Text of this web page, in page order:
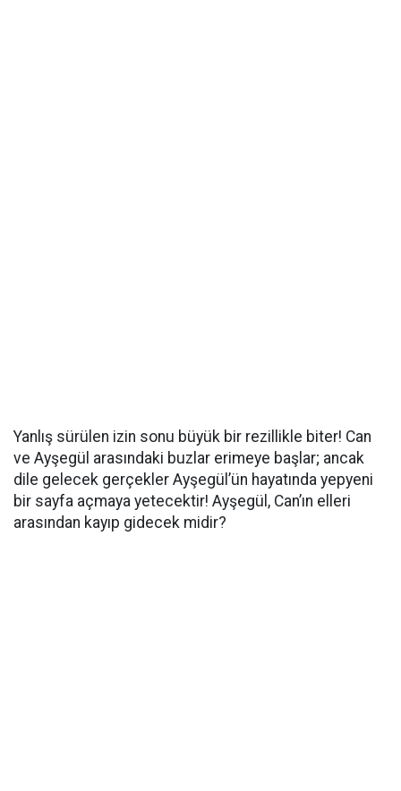
Yanlış sürülen izin sonu büyük bir rezillikle biter! Can
ve Ayşegül arasındaki buzlar erimeye başlar; ancak
dile gelecek gerçekler Ayşegül’ün hayatında yepyeni
bir sayfa açmaya yetecektir! Ayşegül, Can’ın elleri
arasından kayıp gidecek midir?